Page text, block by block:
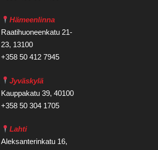
Hämeenlinna
Raatihuoneenkatu 21-
23, 13100
+358 50 412 7945
Jyväskylä
Kauppakatu 39, 40100
+358 50 304 1705
Lahti
Aleksanterinkatu 16,